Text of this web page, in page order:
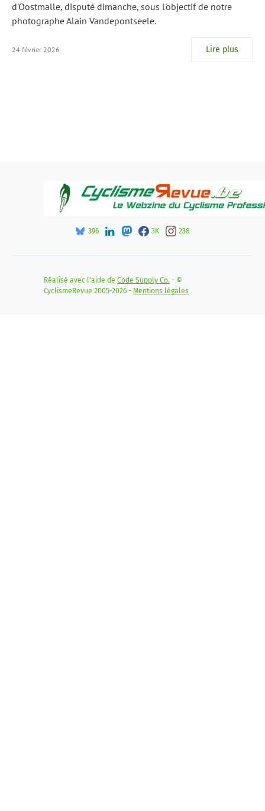
d'Oostmalle, disputé dimanche, sous l'objectif de notre
photographe Alain Vandepontseele.
24 février 2026 Lire plus
396 3K 238
Réalisé avec l'aide de Code Supply Co. - ©
CyclismeRevue 2005-2026 - Mentions légales